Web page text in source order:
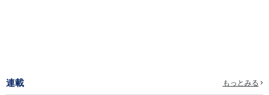
連載 もっとみる